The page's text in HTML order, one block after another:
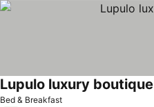
Bed & Breakfast
Lupulo luxury boutique